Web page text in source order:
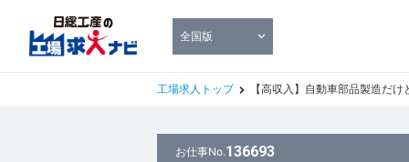
全国版
工場求人トップ 【高収入】自動車部品製造だけど
お仕事No.136693